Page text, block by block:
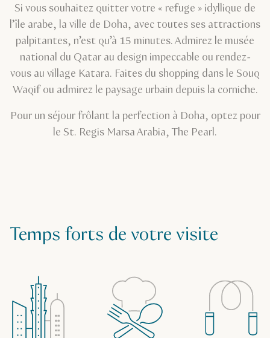
Si vous souhaitez quitter votre « refuge » idyllique de
l’île arabe, la ville de Doha, avec toutes ses attractions
palpitantes, n’est qu’à 15 minutes. Admirez le musée
national du Qatar au design impeccable ou rendez-
vous au village Katara. Faites du shopping dans le Souq
Waqif ou admirez le paysage urbain depuis la corniche.
Pour un séjour frôlant la perfection à Doha, optez pour
le St. Regis Marsa Arabia, The Pearl.
Temps forts de votre visite